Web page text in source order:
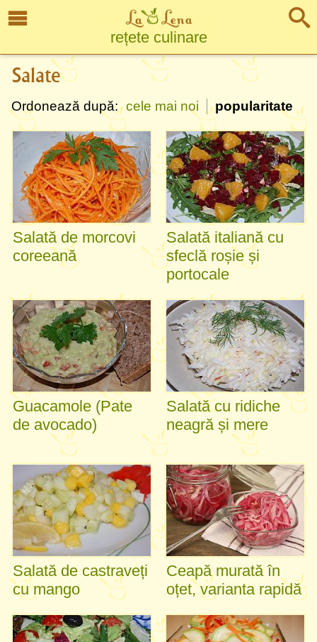
rețete culinare
Salate
Ordonează după: cele mai noi popularitate
Salată de morcovi
coreeană
Salată italiană cu
sfeclă roșie și
portocale
Guacamole (Pate
de avocado)
Salată cu ridiche
neagră și mere
Salată de castraveți
cu mango
Ceapă murată în
oțet, varianta rapidă